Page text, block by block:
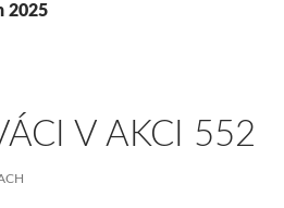
2025
V AKCI 552